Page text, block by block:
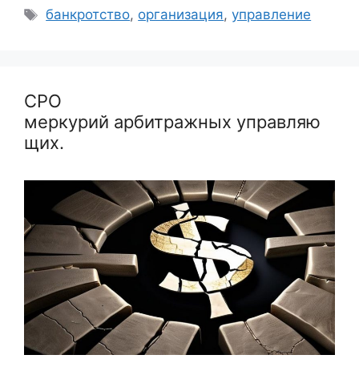
Метки
банкротство, организация,управление
СРО
меркурий арбитражных управляю
щих.